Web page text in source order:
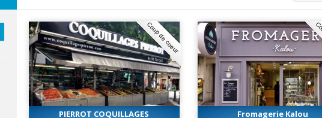
Coup de coeur
PIERROT COQUILLAGES
Fromagerie Kalou